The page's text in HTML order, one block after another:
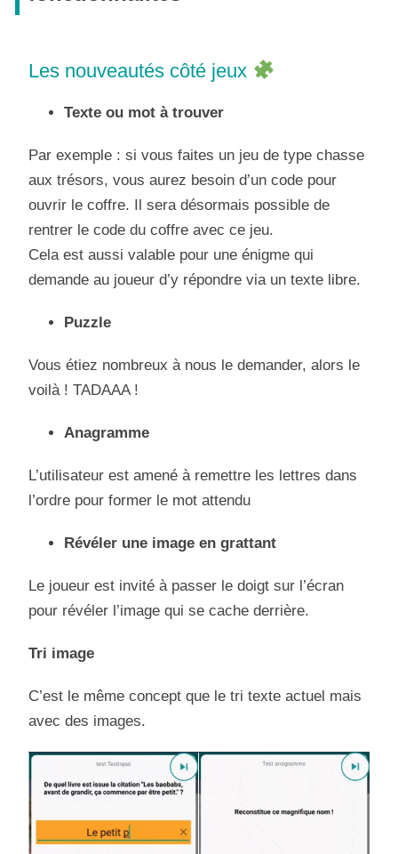
Les nouveautés côté jeux
Texte ou mot à trouver
Par exemple : si vous faites un jeu de type chasse
aux trésors, vous aurez besoin d’un code pour
ouvrir le coffre. Il sera désormais possible de
rentrer le code du coffre avec ce jeu.
Cela est aussi valable pour une énigme qui
demande au joueur d’y répondre via un texte libre.
Puzzle
Vous étiez nombreux à nous le demander, alors le
voilà ! TADAAA !
Anagramme
L’utilisateur est amené à remettre les lettres dans
l’ordre pour former le mot attendu
Révéler une image en grattant
Le joueur est invité à passer le doigt sur l’écran
pour révéler l’image qui se cache derrière.
Tri image
C’est le même concept que le tri texte actuel mais
avec des images.